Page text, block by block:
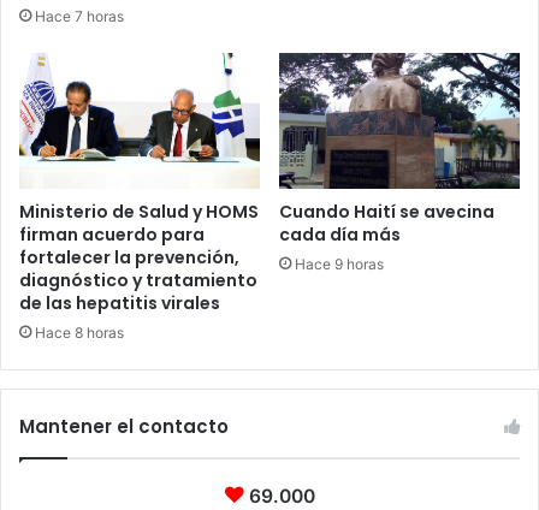
Hace 7 horas
Ministerio de Salud y HOMS
firman acuerdo para
fortalecer la prevención,
diagnóstico y tratamiento
de las hepatitis virales
Hace 8 horas
Cuando Haití se avecina
cada día más
Hace 9 horas
Mantener el contacto
69.000